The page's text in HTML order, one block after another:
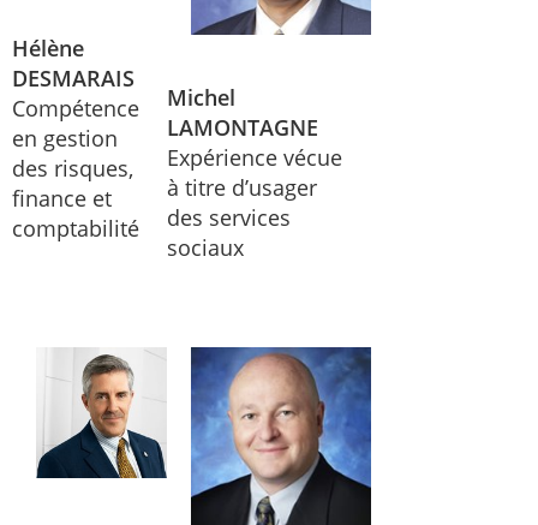
Hélène
DESMARAIS
Compétence
en gestion
des risques,
finance et
comptabilité
Michel
LAMONTAGNE
Expérience vécue
à titre d’usager
des services
sociaux